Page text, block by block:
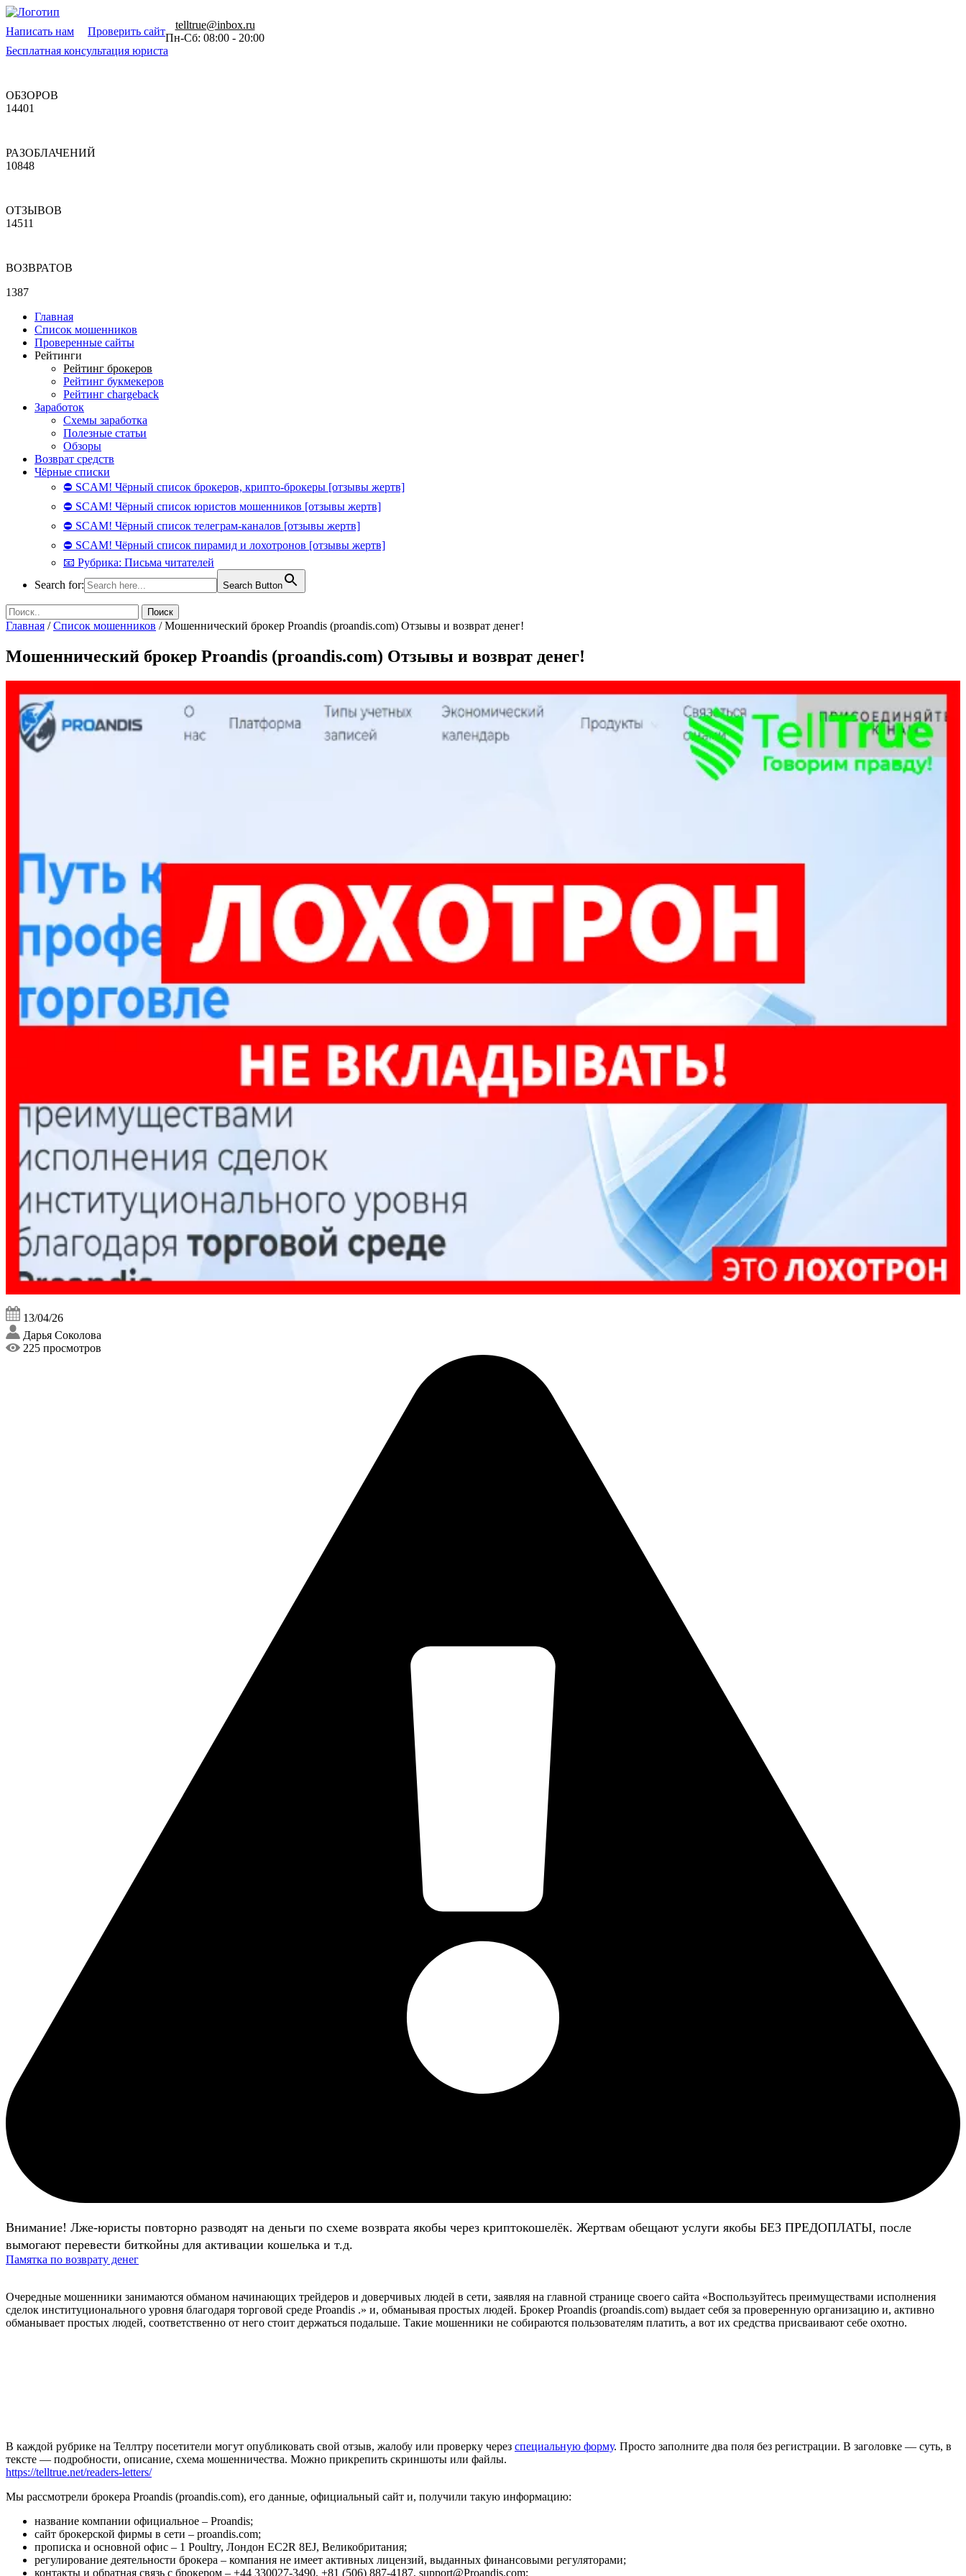
Написать нам Проверить сайт
telltrue@inbox.ru
Пн-Сб: 08:00 - 20:00
Бесплатная консультация юриста
ОБЗОРОВ
14401
РАЗОБЛАЧЕНИЙ
10848
ОТЗЫВОВ
14511
ВОЗВРАТОВ
1387
Главная
Список мошенников
Проверенные сайты
Рейтинги
Рейтинг брокеров
Рейтинг букмекеров
Рейтинг chargeback
Заработок
Схемы заработка
Полезные статьи
Обзоры
Возврат средств
Чёрные списки
⛔ SCAM! Чёрный список брокеров, крипто-брокеры [отзывы жертв]
⛔ SCAM! Чёрный список юристов мошенников [отзывы жертв]
⛔ SCAM! Чёрный список телеграм-каналов [отзывы жертв]
⛔ SCAM! Чёрный список пирамид и лохотронов [отзывы жертв]
📧 Рубрика: Письма читателей
Search for:
Search Button
Главная /Список мошенников /Мошеннический брокер Proandis (proandis.com) Отзывы и возврат денег!
Мошеннический брокер Proandis (proandis.com) Отзывы и возврат денег!
13/04/26
Дарья Соколова
225 просмотров
Внимание! Лже-юристы повторно разводят на деньги по схеме возврата якобы через криптокошелёк. Жертвам обещают услуги якобы БЕЗ ПРЕДОПЛАТЫ, после
вымогают перевести биткойны для активации кошелька и т.д.
Памятка по возврату денег
Очередные мошенники занимаются обманом начинающих трейдеров и доверчивых людей в сети, заявляя на главной странице своего сайта «Воспользуйтесь преимуществами исполнения
сделок институционального уровня благодаря торговой среде Proandis .» и, обманывая простых людей. Брокер Proandis (proandis.com) выдает себя за проверенную организацию и, активно
обманывает простых людей, соответственно от него стоит держаться подальше. Такие мошенники не собираются пользователям платить, а вот их средства присваивают себе охотно.
В каждой рубрике на Теллтру посетители могут опубликовать свой отзыв, жалобу или проверку через специальную форму. Просто заполните два поля без регистрации. В заголовке — суть, в
тексте — подробности, описание, схема мошенничества. Можно прикрепить скриншоты или файлы.
https://telltrue.net/readers-letters/
Мы рассмотрели брокера Proandis (proandis.com), его данные, официальный сайт и, получили такую информацию:
название компании официальное – Proandis;
сайт брокерской фирмы в сети – proandis.com;
прописка и основной офис – 1 Poultry, Лондон EC2R 8EJ, Великобритания;
регулирование деятельности брокера – компания не имеет активных лицензий, выданных финансовыми регуляторами;
контакты и обратная связь с брокером – +44 330027-3490, +81 (506) 887-4187, support@Proandis.com;